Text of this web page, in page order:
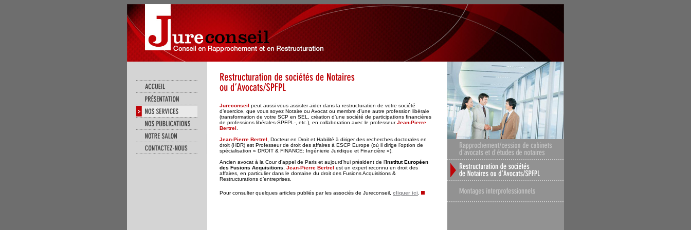
Jureconseil peut aussi vous assister aider dans la restructuration de votre société
d’exercice, que vous soyez Notaire ou Avocat ou membre d’une autre profession libérale
(transformation de votre SCP en SEL, création d’une société de participations financières
de professions libérales-SPFPL-, etc.), en collaboration avec le professeurJean-Pierre
Bertrel
Jean-Pierre Bertrel , Docteur en Droit et Habilité à diriger des recherches doctorales en
droit (HDR) est Professeur de droit des affaires à ESCP Europe (où il dirige l’option de
spécialisation « DROIT & FINANCE: Ingénierie Juridique et Financière »).
Ancien avocat à la Cour d’appel de Paris et aujourd’hui président de l’Institut Européen
des Fusions Acquisitions
Jean-Pierre Bertrel est un expert reconnu en droit des
affaires, en particulier dans le domaine du droit des Fusions Acquisitions &
Restructurations d’entreprises.
Pour consulter quelques articles publiés par les associés de Jureconseil, cliquer ici